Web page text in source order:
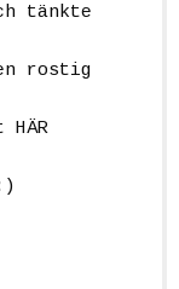
tänkte
rostig